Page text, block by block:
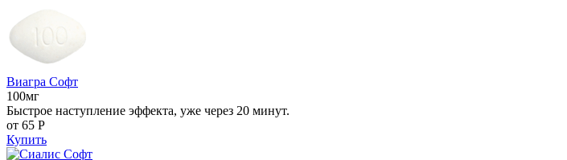
Виагра Софт
100мг
Быстрое наступление эффекта, уже через 20 минут.
от 65 Р
Купить